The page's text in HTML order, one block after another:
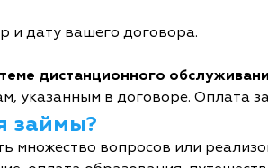
и дату вашего договора.
дистанционного
указанным в договоре. Оплата
займы?
вопросов или